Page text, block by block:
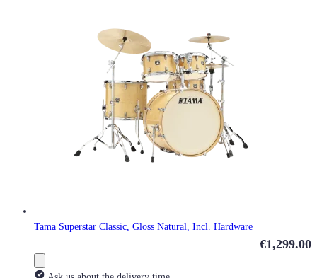
Tama Superstar Classic, Gloss Natural, Incl. Hardware
€1,299.00